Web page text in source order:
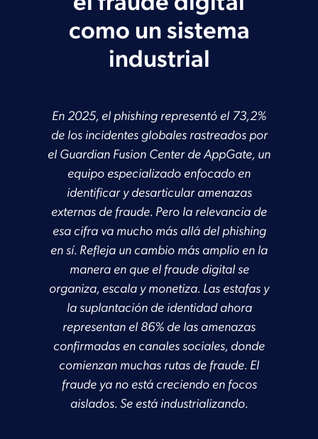
como un sistema
industrial
En 2025, el phishing representó el 73,2%
de los incidentes globales rastreados por
el Guardian Fusion Center de AppGate, un
equipo especializado enfocado en
identificar y desarticular amenazas
externas de fraude. Pero la relevancia de
esa cifra va mucho más allá del phishing
en sí. Refleja un cambio más amplio en la
manera en que el fraude digital se
organiza, escala y monetiza. Las estafas y
la suplantación de identidad ahora
representan el 86% de las amenazas
confirmadas en canales sociales, donde
comienzan muchas rutas de fraude. El
fraude ya no está creciendo en focos
aislados. Se está industrializando.